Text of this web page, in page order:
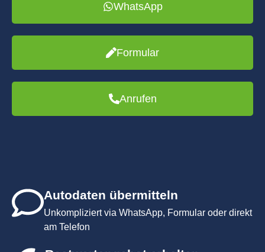
WhatsApp
Formular
Anrufen
Autodaten übermitteln
Unkompliziert via WhatsApp, Formular oder direkt
am Telefon